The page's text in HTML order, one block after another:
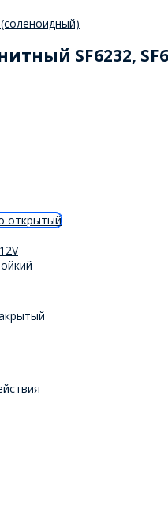
SF6232,
открытый